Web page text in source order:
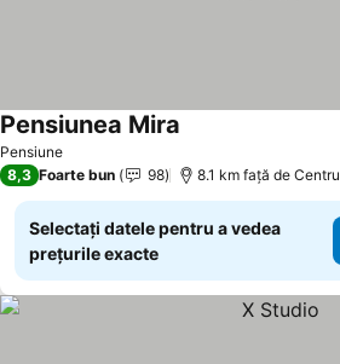
Pensiune
Pensiunea Mira
8,3 Foarte bun 98 8.1 km faţă de Centru
Selectați datele pentru a vedea
prețurile exacte